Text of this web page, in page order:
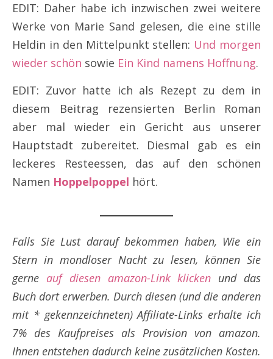
EDIT: Daher habe ich inzwischen zwei weitere
Werke von Marie Sand gelesen, die eine stille
Heldin in den Mittelpunkt stellen: Und morgen
wieder schön sowie Ein Kind namens Hoffnung.
EDIT: Zuvor hatte ich als Rezept zu dem in
diesem Beitrag rezensierten Berlin Roman
aber mal wieder ein Gericht aus unserer
Hauptstadt zubereitet. Diesmal gab es ein
leckeres Resteessen, das auf den schönen
Namen Hoppelpoppel hört.
Falls Sie Lust darauf bekommen haben, Wie ein
Stern in mondloser Nacht zu lesen, können Sie
gerne auf diesen amazon-Link klicken und das
Buch dort erwerben. Durch diesen (und die anderen
mit * gekennzeichneten) Affiliate-Links erhalte ich
7% des Kaufpreises als Provision von amazon.
Ihnen entstehen dadurch keine zusätzlichen Kosten.